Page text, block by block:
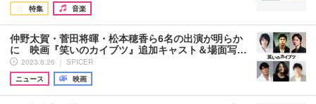
特集
音楽
仲野太賀・菅田将暉・松本穂香ら6名の出演が明らか
に 映画『笑いのカイブツ』追加キャスト＆場面写…
2023.6.26 ｜ SPICER
ニュース
映画